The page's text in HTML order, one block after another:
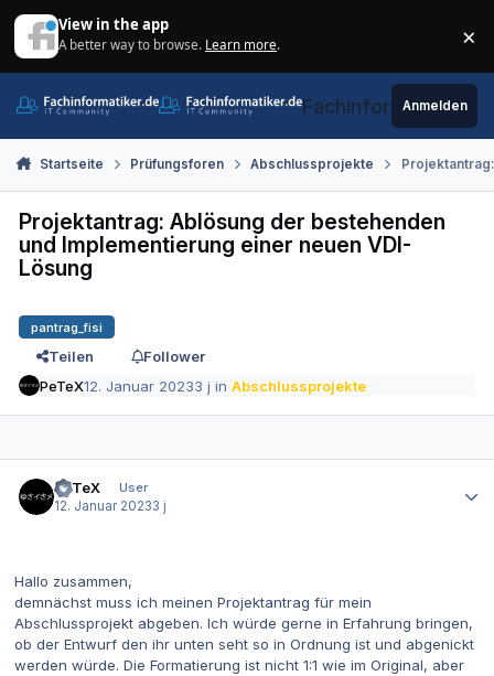
View in the app
A better way to browse. Learn more. ×
Fachinformatiker.de
Anmelden
Startseite Prüfungsforen Abschlussprojekte
Projektantrag: Ablösung der bestehenden
und Implementierung einer neuen VDI-
Lösung
pantrag_fisi
Teilen
Follower
PeTeX12. Januar 20233 j inAbschlussprojekte
PeTeX
User
12. Januar 20233 j
Hallo zusammen,
demnächst muss ich meinen Projektantrag für mein
Abschlussprojekt abgeben. Ich würde gerne in Erfahrung bringen,
ob der Entwurf den ihr unten seht so in Ordnung ist und abgenickt
werden würde. Die Formatierung ist nicht 1:1 wie im Original, aber